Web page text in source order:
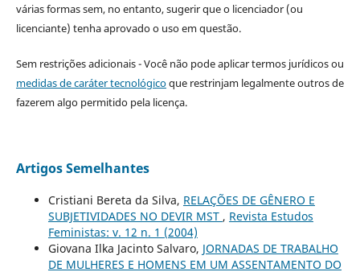
várias formas sem, no entanto, sugerir que o licenciador (ou
licenciante) tenha aprovado o uso em questão.
Sem restrições adicionais - Você não pode aplicar termos jurídicos ou
medidas de caráter tecnológicoque restrinjam legalmente outros de
fazerem algo permitido pela licença.
Artigos Semelhantes
Cristiani Bereta da Silva, RELAÇÕES DE GÊNERO E
SUBJETIVIDADES NO DEVIR MST , Revista Estudos
Feministas: v. 12 n. 1 (2004)
Giovana Ilka Jacinto Salvaro, JORNADAS DE TRABALHO
DE MULHERES E HOMENS EM UM ASSENTAMENTO DO